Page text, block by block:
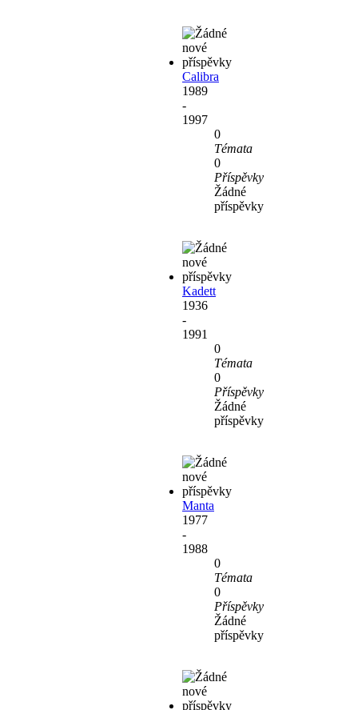
Calibra
1989
-
1997
0
Témata
0
Příspěvky
Žádné
příspěvky
Kadett
1936
-
1991
0
Témata
0
Příspěvky
Žádné
příspěvky
Manta
1977
-
1988
0
Témata
0
Příspěvky
Žádné
příspěvky